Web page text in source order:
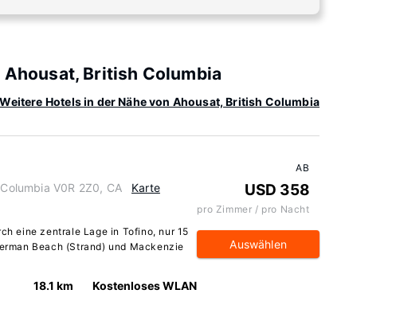
British Columbia
Weitere Hotels in der Nähe von Ahousat, British Columbia
V0R 2Z0, CA
Karte
eine zentrale Lage in Tofino, nur 15
Beach (Strand) und Mackenzie
18.1 km Kostenloses WLAN
AB
USD 358
pro Zimmer / pro Nacht
Auswählen